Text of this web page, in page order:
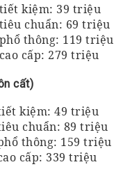
kiệm: 39 triệu
chuẩn: 69 triệu
thông: 119 triệu
cấp: 279 triệu
cất)
kiệm: 49 triệu
chuẩn: 89 triệu
thông: 159 triệu
cấp: 339 triệu